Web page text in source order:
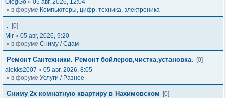
OlegGo « 05 авг, 2026, 12:04
» в форуме Компьютеры, цифр. техника, электроника
.
[0]
Mir « 05 авг, 2026, 9:20
» в форуме Сниму / Сдам
Ремонт Сантехники. Ремонт бойлеров,чистка,установка.
[0]
alekks2007 « 05 авг, 2026, 8:05
» в форуме Услуги / Разное
Сниму 2х комнатную квартиру в Нахимовском
[0]